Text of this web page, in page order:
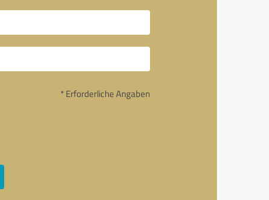
* Erforderliche Angaben